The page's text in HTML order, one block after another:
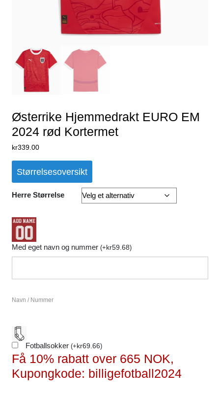
Østerrike Hjemmedrakt EURO EM
2024 rød Kortermet
kr339.00
Størrelsesoversikt
Herre Størrelse
Med eget navn og nummer (+kr59.68)
Navn / Nummer
Fotballsokker (+kr69.66)
Få 10% rabatt over 665 NOK,
Kupongkode: billigefotball2024